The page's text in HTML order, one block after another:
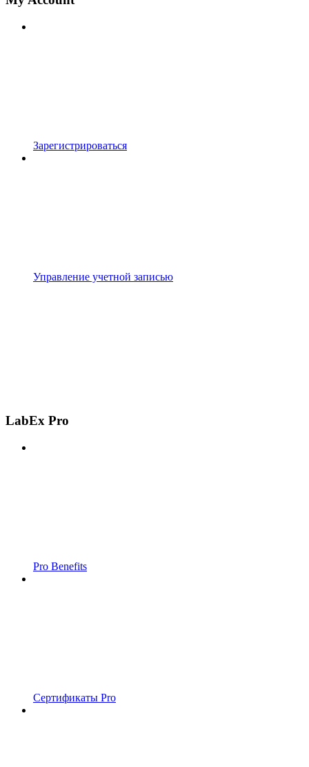
Зарегистрироваться
Управление учетной записью
LabEx Pro
Pro Benefits
Сертификаты Pro